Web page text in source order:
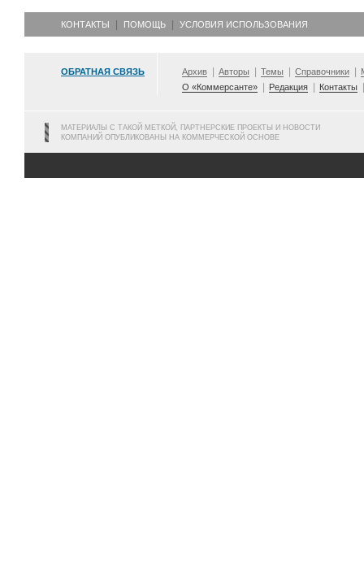
КОНТАКТЫ ПОМОЩЬ УСЛОВИЯ ИСПОЛЬЗОВАНИЯ
ОБРАТНАЯ СВЯЗЬ Архив Авторы Темы Справочники
О «Коммерсанте»
Редакция Контакты
МАТЕРИАЛЫ С ТАКОЙ МЕТКОЙ, ПАРТНЕРСКИЕ ПРОЕКТЫ И НОВОСТИ
КОМПАНИЙ ОПУБЛИКОВАНЫ НА КОММЕРЧЕСКОЙ ОСНОВЕ